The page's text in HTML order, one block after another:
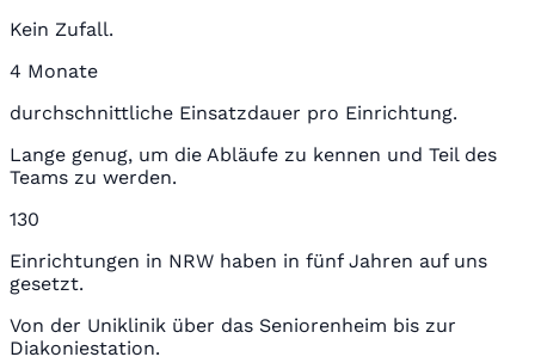
Kein Zufall.
4 Monate
durchschnittliche Einsatzdauer pro Einrichtung.
Lange genug, um die Abläufe zu kennen und Teil des
Teams zu werden.
130
Einrichtungen in NRW haben in fünf Jahren auf uns
gesetzt.
Von der Uniklinik über das Seniorenheim bis zur
Diakoniestation.